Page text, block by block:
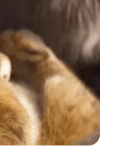
Criminal
lugar de los
no han
los posibles